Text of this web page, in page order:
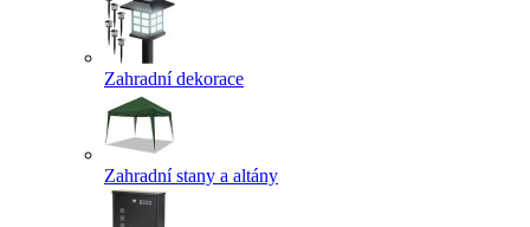
Zahradní dekorace
Zahradní stany a altány